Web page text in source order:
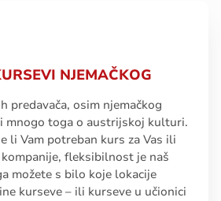
NJEMAČKOG
predavača, osim njemačkog
mnogo toga o austrijskoj kulturi.
li Vam potreban kurs za Vas ili
kompanije, fleksibilnost je naš
možete s bilo koje lokacije
kurseve – ili kurseve u učionici